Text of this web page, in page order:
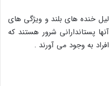
خنده های بلند و ویژگی های
پستاندارانی شرور هستند که
به وجود می آورند .